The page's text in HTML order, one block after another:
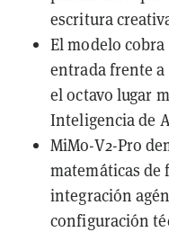
escritura
El modelo
entrada frente a
el octavo lugar
Inteligencia de
MiMo-V2-Pro
matemáticas
integración
configuración